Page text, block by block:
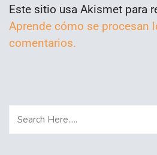
Este sitio usa Akismet para
Aprende cómo se procesan
comentarios.